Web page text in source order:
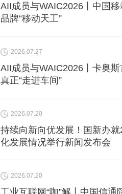
AII成员与WAIC2026丨中国
品牌“移动天工”
2026.07.27
AII成员与WAIC2026丨卡奥
真正“走进车间”
2026.07.20
持续向新向优发展！国新办
化发展情况举行新闻发布会
2026.07.20